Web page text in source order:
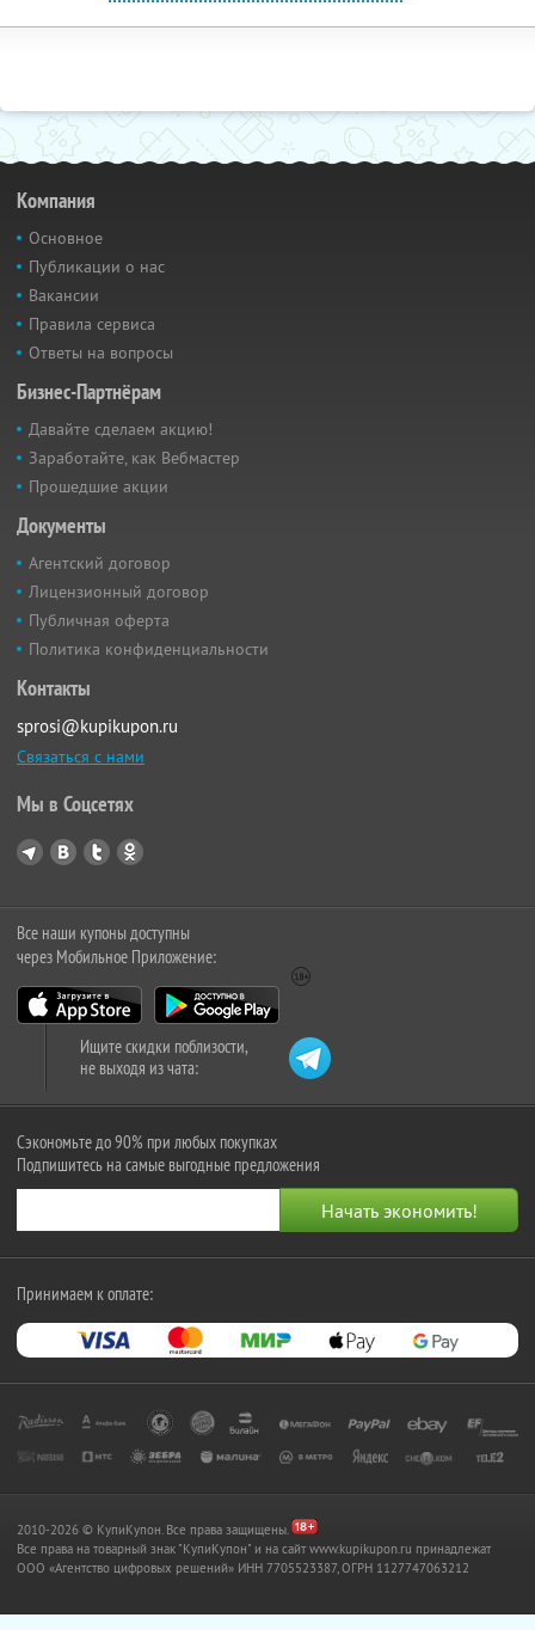
Компания
Основное
Публикации о нас
Вакансии
Правила сервиса
Ответы на вопросы
Бизнес-Партнёрам
Давайте сделаем акцию!
Заработайте, как Вебмастер
Прошедшие акции
Документы
Агентский договор
Лицензионный договор
Публичная оферта
Политика конфиденциальности
Контакты
sprosi@kupikupon.ru
Связаться с нами
Мы в Соцсетях
Все наши купоны доступны
через Мобильное Приложение:
Ищите скидки поблизости,
не выходя из чата:
Сэкономьте до 90% при любых покупках
Подпишитесь на самые выгодные предложения
Принимаем к оплате:
2010-2026 © КупиКупон. Все права защищены.
Все права на товарный знак "КупиКупон" и на сайт www.kupikupon.ru принадлежат
OOO «Агентство цифровых решений» ИНН 7705523387, ОГРН 1127747063212